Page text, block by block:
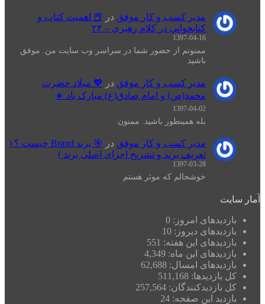
مدیر کسب و کار موفق در
📕 اهميت كتاب و
كتابخواني در كلام رهبری – ۲۴
1397-04-16
ممنونم از حضور شما در سراسر وب سایت من. موفق
باشید
مدیر کسب و کار موفق در
💖 میلاد حضرت
محمد(ص) و امام صادق(ع) مبارک باد ☀️
1397-04-02
بله همینطور باشید. ممنون
مدیر کسب و کار موفق در
🎯 برند Brand چیست ؟ (
تعریف برند و تشریح اجزای اصلی برند )
1397-03-28
خوشحالم که موثر هستم
آمار سایت
بازدیدهای امروز: 0
بازدیدهای دیروز: 10
بازدیدهای این هفته: 551
بازدیدهای این ماه: 4,349
بازدیدهای امسال: 62,688
کل بازدیدها: 511,168
کل بازدیدکنند‌گان: 257,564
بازدید این صفحه: 24